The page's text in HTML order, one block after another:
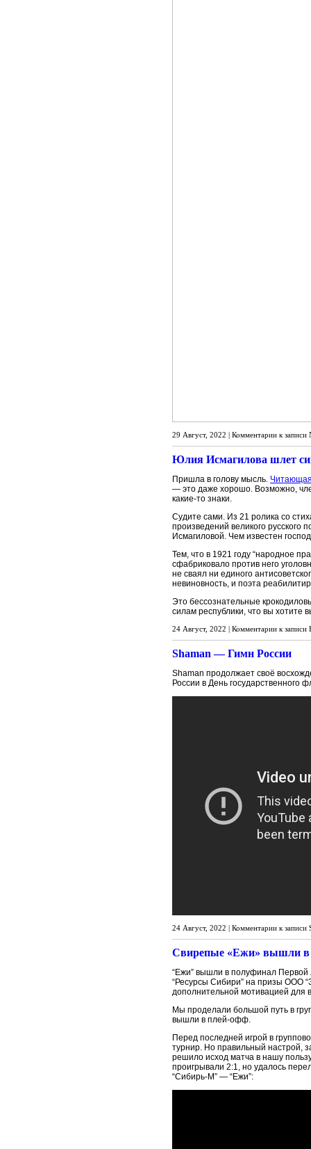
29 Август, 2022 | Комментарии к
Юлия Исмагилова шлет
Пришла в голову мысль.
— это даже хорошо. Возможно,
какие-то знаки.
Судите сами. Из 21 ролика со
произведений великого
Исмагиловой. Чем известен
Тем, что в 1921 году “народное
сфабриковало против него
не сваял ни единого
невиновность, и поэта
Это бессознательные
силам республики, что вы хотите
24 Август, 2022 | Комментарии к записи
Shaman — Гимн России
Shaman продолжает своё
России в День государственного
24 Август, 2022 | Комментарии к
Свирепые «Ежи» вышли в
“Ежи” вышли в полуфинал Первой
“Ресурсы Сибири” на призы ООО
дополнительной мотивацией для
Мы проделали большой путь в
вышли в плей-офф.
Перед последней игрой в
турнир. Но правильный настрой,
решило исход матча в нашу
проигрывали 2:1, но удалось
“Сибирь-М” — “Ежи”: